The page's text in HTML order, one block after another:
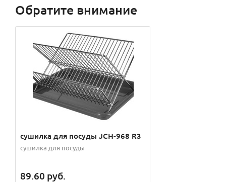
Обратите внимание
сушилка для посуды JCH-968 R3
сушилка для посуды
89.60 руб.